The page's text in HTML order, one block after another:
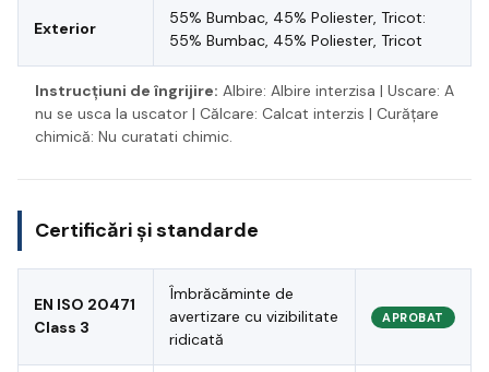
Exterior
55% Bumbac, 45% Poliester, Tricot:
55% Bumbac, 45% Poliester, Tricot
Instrucțiuni de îngrijire: Albire: Albire interzisa | Uscare: A
nu se usca la uscator | Călcare: Calcat interzis | Curățare
chimică: Nu curatati chimic.
Certificări și standarde
EN ISO 20471
Class 3
Îmbrăcăminte de
avertizare cu vizibilitate
ridicată
APROBAT